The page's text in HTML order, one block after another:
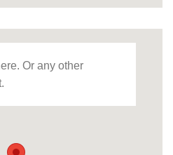
Or any other